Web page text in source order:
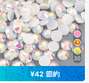
30
¥42 節約
ー
に ホーム＆リビング